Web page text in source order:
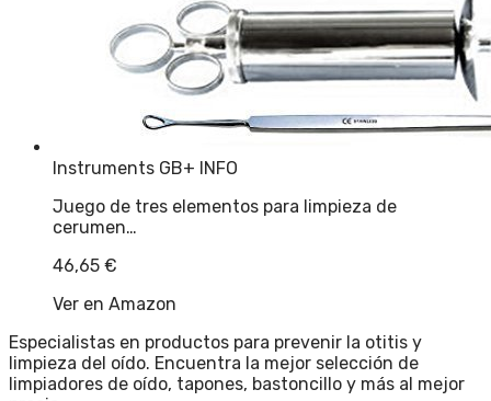
Instruments GB+ INFO
Juego de tres elementos para limpieza de
cerumen…
46,65 €
Ver en Amazon
Especialistas en productos para prevenir la otitis y
limpieza del oído. Encuentra la mejor selección de
limpiadores de oído, tapones, bastoncillo y más al mejor